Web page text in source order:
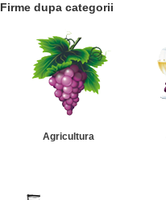
Firme dupa categorii
Agricultura